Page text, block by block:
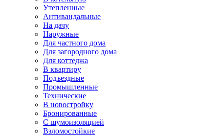
Утепленные
Антивандальные
На дачу
Наружные
Для частного дома
Для загородного дома
Для коттеджа
В квартиру
Подъездные
Промышленные
Технические
В новостройку
Бронированные
С шумоизоляцией
Взломостойкие